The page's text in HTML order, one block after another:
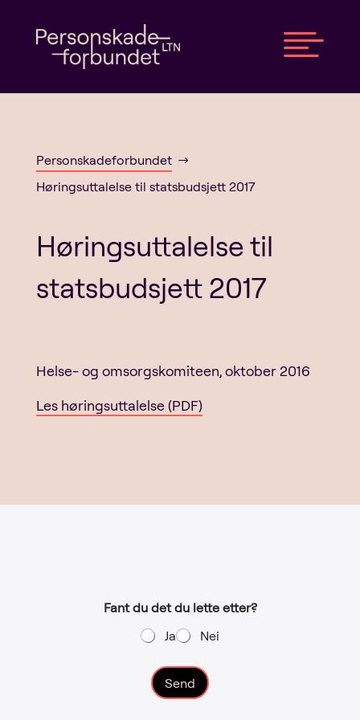

Personskadeforbundet $
Høringsuttalelse til statsbudsjett 2017
Høringsuttalelse til
statsbudsjett 2017
Helse- og omsorgskomiteen, oktober 2016
Les høringsuttalelse (PDF)
Fant du det du lette etter?
Ja
Nei
Send